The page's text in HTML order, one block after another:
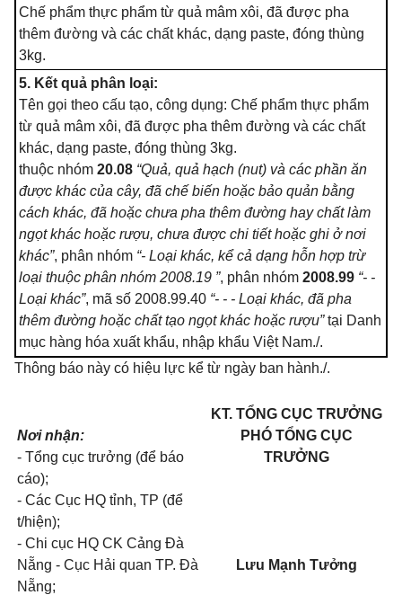
Chế phẩm thực phẩm từ quả mâm xôi, đã được pha
thêm đường và các chất khác, dạng paste, đóng thùng
3kg.
5. Kết quả phân loại:
Tên gọi theo cấu tạo, công dụng: Chế phẩm thực phẩm
từ quả mâm xôi, đã được pha thêm đường và các chất
khác, dạng paste, đóng thùng 3kg.
thuộc nhóm 20.08 “Quả, quả hạch (nut) và các phần ăn
được khác của cây, đã chế biến hoặc bảo quản bằng
cách khác, đã hoặc chưa pha thêm đường hay chất làm
ngọt khác hoặc rượu, chưa được chi tiết hoặc ghi ở nơi
khác”, phân nhóm “- Loại khác, kể cả dạng hỗn hợp trừ
loại thuộc phân nhóm 2008.19 ”, phân nhóm 2008.99 “- -
Loại khác”, mã số 2008.99.40 “- - - Loại khác, đã pha
thêm đường hoặc chất tạo ngọt khác hoặc rượu”tại Danh
mục hàng hóa xuất khẩu, nhập khẩu Việt Nam./.
Thông báo này có hiệu lực kể từ ngày ban hành./.
Nơi nhận:
- Tổng cục trưởng (để báo
cáo);
- Các Cục HQ tỉnh, TP (để
t/hiện);
- Chi cục HQ CK Cảng Đà
Nẵng - Cục Hải quan TP. Đà
Nẵng;
KT. TỔNG CỤC TRƯỞNG
PHÓ TỔNG CỤC
TRƯỞNG
Lưu Mạnh Tưởng